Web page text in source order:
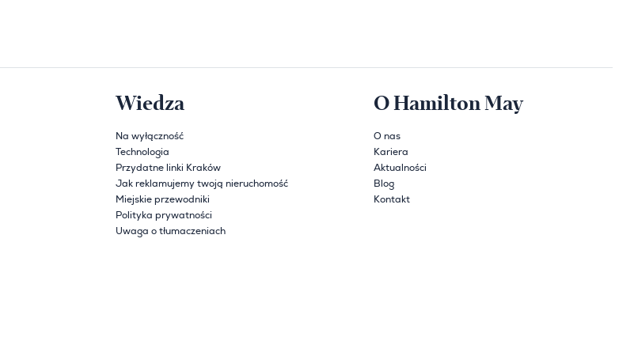
Wiedza
Na wyłączność
Technologia
Przydatne linki Kraków
Jak reklamujemy twoją nieruchomość
Miejskie przewodniki
Polityka prywatności
Uwaga o tłumaczeniach
O Hamilton May
O nas
Kariera
Aktualności
Blog
Kontakt